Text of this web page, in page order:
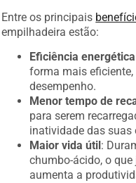
Entre os principais
empilhadeira estão:
Eficiência
forma mais
desempenho.
Menor tempo de
para serem
inatividade das suas
Maior vida útil :
chumbo-ácido, o
aumenta a